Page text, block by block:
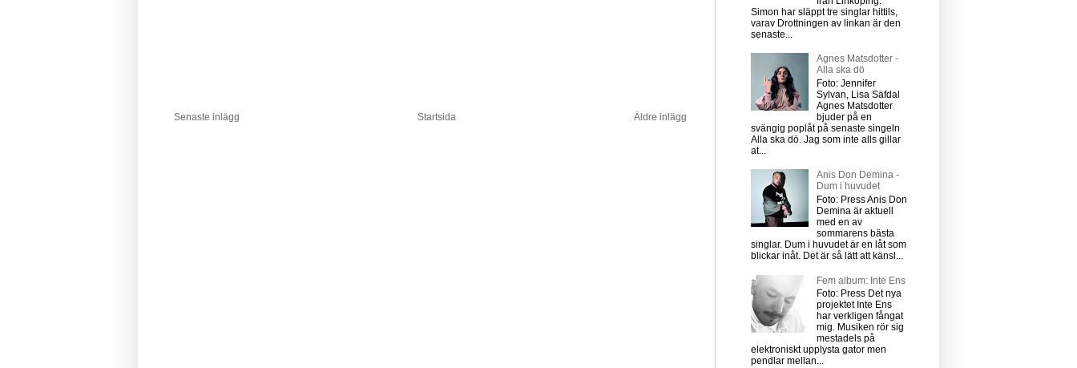
Senaste inlägg Äldre inlägg
Startsida
Simon har släppt tre singlar hittils,
varav Drottningen av linkan är den
senaste...
Agnes Matsdotter -
Alla ska dö
Foto: Jennifer
Sylvan, Lisa Säfdal
Agnes Matsdotter
bjuder på en
svängig poplåt på senaste singeln
Alla ska dö. Jag som inte alls gillar
at...
Anis Don Demina -
Dum i huvudet
Foto: Press Anis Don
Demina är aktuell
med en av
sommarens bästa
singlar. Dum i huvudet är en låt som
blickar inåt. Det är så lätt att känsl...
Fem album: Inte Ens
Foto: Press Det nya
projektet Inte Ens
har verkligen fångat
mig. Musiken rör sig
mestadels på
elektroniskt upplysta gator men
pendlar mellan...